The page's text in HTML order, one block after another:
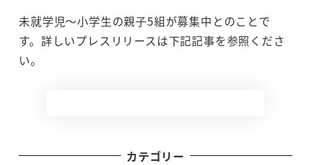
未就学児～小学生の親子5組が募集中とのことで
す。詳しいプレスリリースは下記記事を参照くださ
い。
カテゴリー